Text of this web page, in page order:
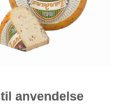
anvendelse